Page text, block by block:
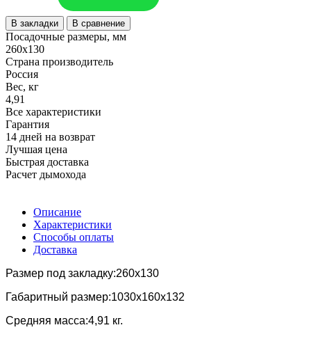
В закладки В сравнение
Посадочные размеры, мм
260х130
Страна производитель
Россия
Вес, кг
4,91
Все характеристики
Гарантия
14 дней на возврат
Лучшая цена
Быстрая доставка
Расчет дымохода
Описание
Характеристики
Способы оплаты
Доставка
Размер под закладку:260х130
Габаритный размер:1030х160х132
Средняя масса:4,91 кг.